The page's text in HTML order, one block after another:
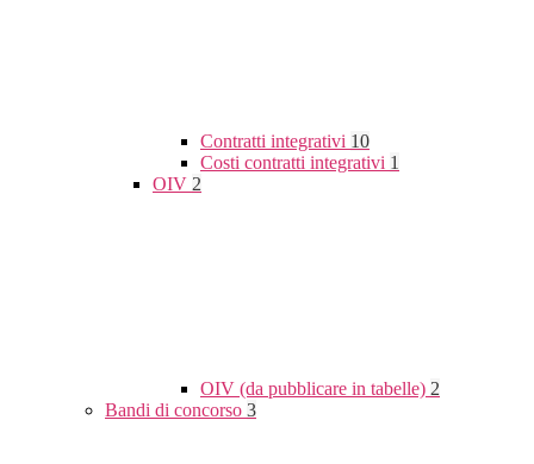
Contratti integrativi 10
Costi contratti integrativi 1
OIV 2
OIV (da pubblicare in tabelle) 2
Bandi di concorso 3